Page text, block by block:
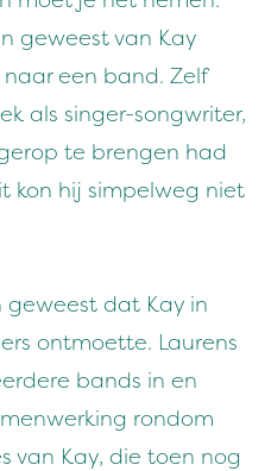
geweest van Kay
een band. Zelf
als singer-songwriter,
te brengen had
kon hij simpelweg niet
dat Kay in
ontmoette. Laurens
bands in en
rondom
van Kay, die toen nog